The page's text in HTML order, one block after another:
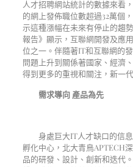
人才招聘網站統計的數據來看，
的網上發佈職位數超過32萬個
示這種漲幅在未來有停止的趨
報告》顯示，互聯網開發及應
位之一。伴隨著IT和互聯網的
問題上升到關係著國家、經濟
得到更多的重視和關注，新一代
需求導向 產品為先
身處巨大IT人才缺口的信
孵化中心，北大青鳥APTECH
品的研發、設計、創新和迭代